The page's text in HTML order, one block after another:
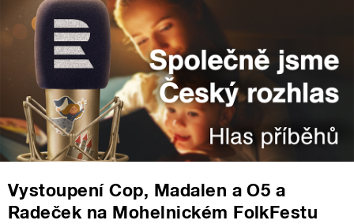
Vystoupení Cop, Madalen a O5 a
Radeček na Mohelnickém FolkFestu